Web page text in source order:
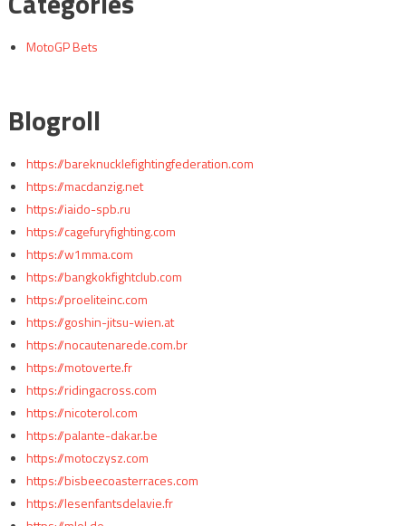
MotoGP Bets
Blogroll
https://bareknucklefightingfederation.com
https://macdanzig.net
https://iaido-spb.ru
https://cagefuryfighting.com
https://w1mma.com
https://bangkokfightclub.com
https://proeliteinc.com
https://goshin-jitsu-wien.at
https://nocautenarede.com.br
https://motoverte.fr
https://ridingacross.com
https://nicoterol.com
https://palante-dakar.be
https://motoczysz.com
https://bisbeecoasterraces.com
https://lesenfantsdelavie.fr